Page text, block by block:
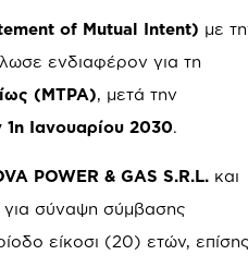
of Mutual Intent) με
ενδιαφέρον για τη
(MTPA), μετά την
1η Ιανουαρίου 2030.
POWER & GAS S.R.L. και
για σύναψη σύμβασης
είκοσι (20) ετών, επίσης